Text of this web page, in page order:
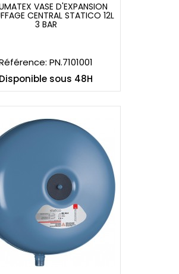
VASE D'EXPANSION
VASE D'EXPANSION
CENTRAL STATICO 12L
3 BAR
PN.7101001
Disponible sous 48H